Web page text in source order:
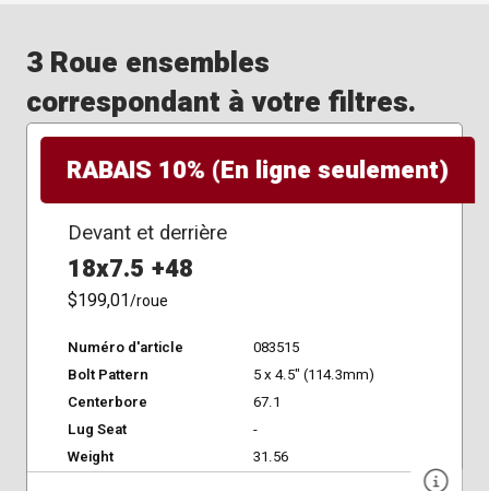
3 Roue ensembles
correspondant à votre filtres.
RABAIS 10% (En ligne seulement)
Devant et derrière
18x7.5 +48
$199,01/roue
Numéro d'article
083515
Bolt Pattern
5 x 4.5" (114.3mm)
Centerbore
67.1
Lug Seat
-
Weight
31.56